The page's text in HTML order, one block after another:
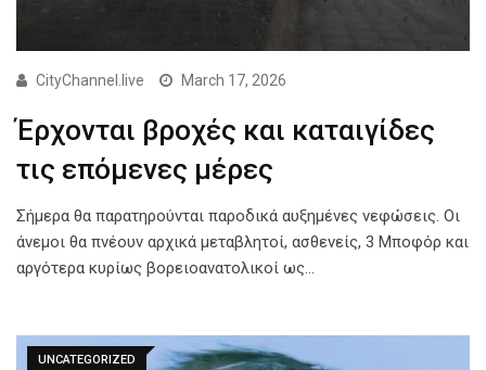
CityChannel.live March 17, 2026
Έρχονται βροχές και καταιγίδες
τις επόμενες μέρες
Σήμερα θα παρατηρούνται παροδικά αυξημένες νεφώσεις. Οι
άνεμοι θα πνέουν αρχικά μεταβλητοί, ασθενείς, 3 Μποφόρ και
αργότερα κυρίως βορειοανατολικοί ως…
UNCATEGORIZED